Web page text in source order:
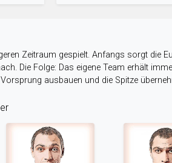
Zeitraum gespielt. Anfangs sorgt die
Die Folge: Das eigene Team erhält
ausbauen und die Spitze